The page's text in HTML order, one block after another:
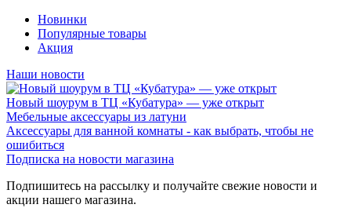
Новинки
Популярные товары
Акция
Наши новости
Новый шоурум в ТЦ «Кубатура» — уже открыт
Мебельные аксессуары из латуни
Аксессуары для ванной комнаты - как выбрать, чтобы не
ошибиться
Подписка на новости магазина
Подпишитесь на рассылку и получайте свежие новости и
акции нашего магазина.